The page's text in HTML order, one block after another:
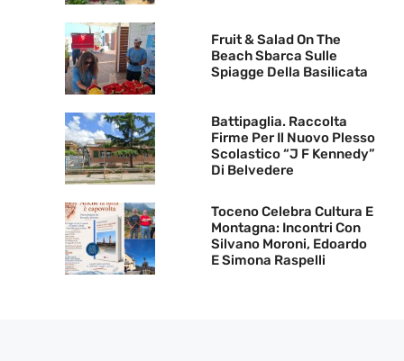
Fruit & Salad On The
Beach Sbarca Sulle
Spiagge Della Basilicata
Battipaglia. Raccolta
Firme Per Il Nuovo Plesso
Scolastico “J F Kennedy”
Di Belvedere
Toceno Celebra Cultura E
Montagna: Incontri Con
Silvano Moroni, Edoardo
E Simona Raspelli